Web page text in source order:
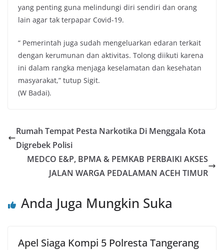
yang penting guna melindungi diri sendiri dan orang
lain agar tak terpapar Covid-19.
“ Pemerintah juga sudah mengeluarkan edaran terkait
dengan kerumunan dan aktivitas. Tolong diikuti karena
ini dalam rangka menjaga keselamatan dan kesehatan
masyarakat,” tutup Sigit.
(W Badai).
Rumah Tempat Pesta Narkotika Di Menggala Kota
Digrebek Polisi
MEDCO E&P, BPMA & PEMKAB PERBAIKI AKSES
JALAN WARGA PEDALAMAN ACEH TIMUR
Anda Juga Mungkin Suka
Apel Siaga Kompi 5 Polresta Tangerang